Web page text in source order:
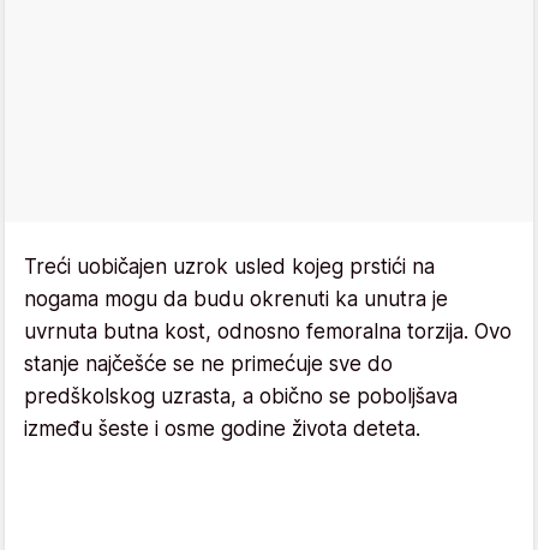
Treći uobičajen uzrok usled kojeg prstići na
nogama mogu da budu okrenuti ka unutra je
uvrnuta butna kost, odnosno femoralna torzija. Ovo
stanje najčešće se ne primećuje sve do
predškolskog uzrasta, a obično se poboljšava
između šeste i osme godine života deteta.